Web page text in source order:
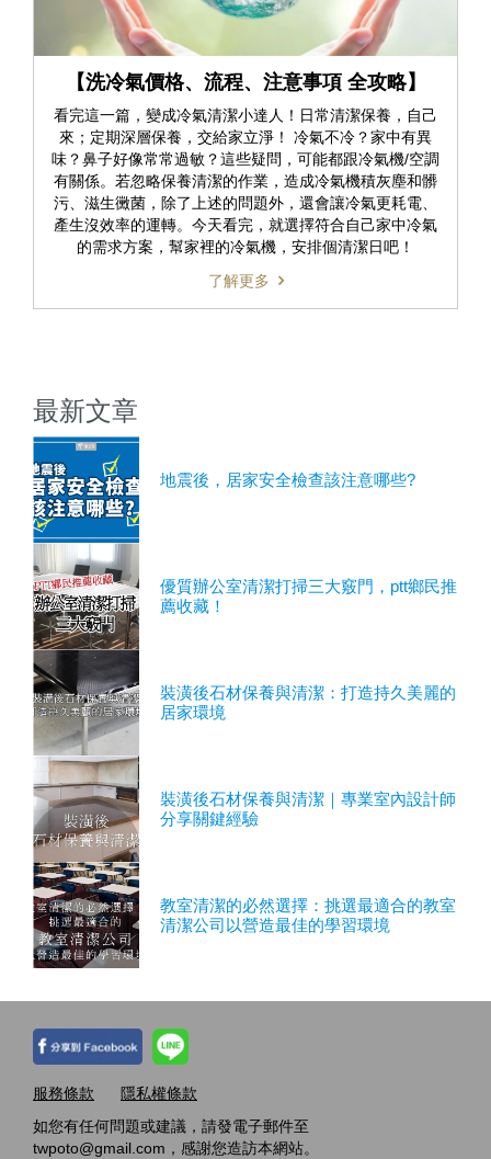
【洗冷氣價格、流程、注意事項 全攻略】
看完這一篇，變成冷氣清潔小達人！日常清潔保養，自己
來；定期深層保養，交給家立淨！ 冷氣不冷？家中有異
味？鼻子好像常常過敏？這些疑問，可能都跟冷氣機/空調
有關係。若忽略保養清潔的作業，造成冷氣機積灰塵和髒
污、滋生黴菌，除了上述的問題外，還會讓冷氣更耗電、
產生沒效率的運轉。今天看完，就選擇符合自己家中冷氣
的需求方案，幫家裡的冷氣機，安排個清潔日吧！
了解更多
最新文章
地震後，居家安全檢查該注意哪些?
優質辦公室清潔打掃三大竅門，ptt鄉民推
薦收藏！
裝潢後石材保養與清潔：打造持久美麗的
居家環境
裝潢後石材保養與清潔｜專業室內設計師
分享關鍵經驗
教室清潔的必然選擇：挑選最適合的教室
清潔公司以營造最佳的學習環境
服務條款
隱私權條款
如您有任何問題或建議，請發電子郵件至
twpoto@gmail.com，感謝您造訪本網站。